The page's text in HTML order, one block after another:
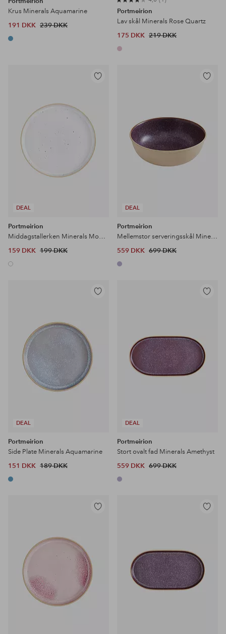
Krus Minerals Aquamarine
191 DKK 239 DKK
Portmeirion
Lav skål Minerals Rose Quartz
175 DKK 219 DKK
DEAL
Tilføj
Portmeirion
Middagstallerken Minerals Moonstone
159 DKK 199 DKK
DEAL
Tilføj
Portmeirion
Mellemstor serveringsskål Minerals Amethyst
559 DKK 699 DKK
DEAL
Tilføj
Portmeirion
Side Plate Minerals Aquamarine
151 DKK 189 DKK
DEAL
Tilføj
Portmeirion
Stort ovalt fad Minerals Amethyst
559 DKK 699 DKK
Tilføj
Tilføj